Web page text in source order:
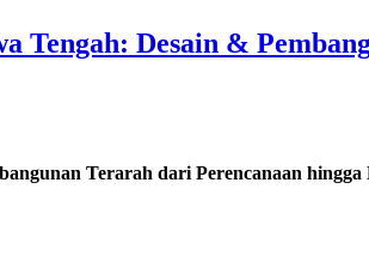
Tengah: Desain &
Terarah dari Perencanaan hingga